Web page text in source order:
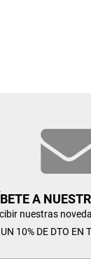
A
nuestras
UN 10% DE DTO